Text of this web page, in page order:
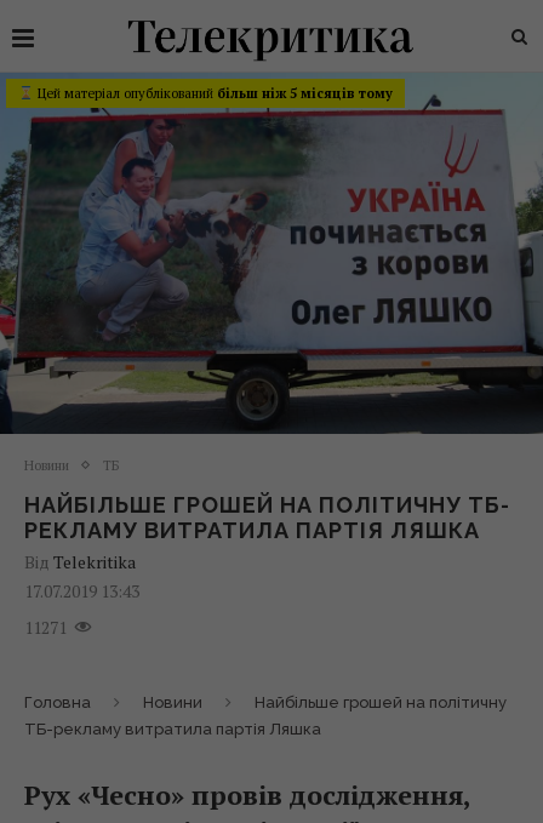
Цей матеріал опублікований більш ніж 5 місяців тому
Новини ТБ
НАЙБІЛЬШЕ ГРОШЕЙ НА ПОЛІТИЧНУ ТБ-
РЕКЛАМУ ВИТРАТИЛА ПАРТІЯ ЛЯШКА
Від Telekritika
17.07.2019 13:43
11271
Головна Новини
Найбільше грошей на політичну
ТБ-рекламу витратила партія Ляшка
Рух «Чесно» провів дослідження,